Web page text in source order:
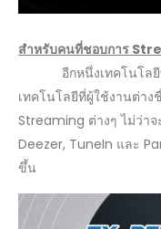
สำหรับคนที่ชอบการ
อีกหนึ่งเทคโนโลยีที่
เทคโนโลยีที่ผู้ใช้งานต่า
Streaming ต่างๆ ไม่ว่า
Deezer, TuneIn และ
ขึ้น